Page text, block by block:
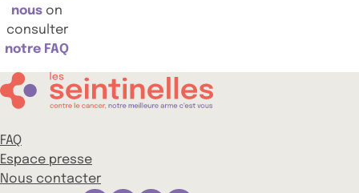
nous on
consulter
notre FAQ
FAQ
Espace presse
Nous contacter